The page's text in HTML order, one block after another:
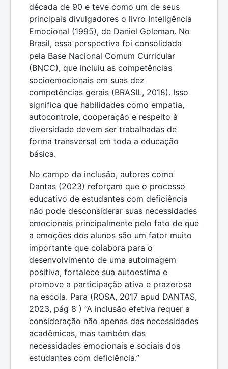
década de 90 e teve como um de seus
principais divulgadores o livro Inteligência
Emocional (1995), de Daniel Goleman. No
Brasil, essa perspectiva foi consolidada
pela Base Nacional Comum Curricular
(BNCC), que incluiu as competências
socioemocionais em suas dez
competências gerais (BRASIL, 2018). Isso
significa que habilidades como empatia,
autocontrole, cooperação e respeito à
diversidade devem ser trabalhadas de
forma transversal em toda a educação
básica.
No campo da inclusão, autores como
Dantas (2023) reforçam que o processo
educativo de estudantes com deficiência
não pode desconsiderar suas necessidades
emocionais principalmente pelo fato de que
a emoções dos alunos são um fator muito
importante que colabora para o
desenvolvimento de uma autoimagem
positiva, fortalece sua autoestima e
promove a participação ativa e prazerosa
na escola. Para (ROSA, 2017 apud DANTAS,
2023, pág 8 ) “A inclusão efetiva requer a
consideração não apenas das necessidades
acadêmicas, mas também das
necessidades emocionais e sociais dos
estudantes com deficiência.”